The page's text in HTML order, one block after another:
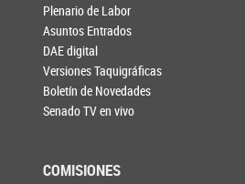
Plenario de Labor
Asuntos Entrados
DAE digital
Versiones Taquigráficas
Boletín de Novedades
Senado TV en vivo
COMISIONES